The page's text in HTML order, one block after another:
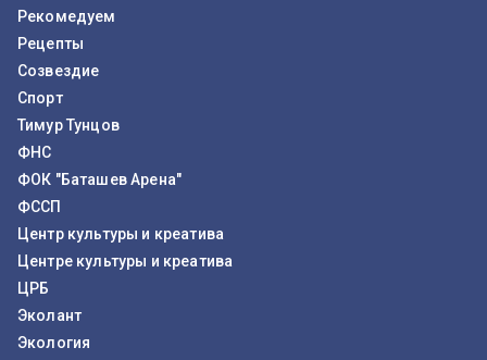
Рекомедуем
Рецепты
Созвездие
Спорт
Тимур Тунцов
ФНС
ФОК "Баташев Арена"
ФССП
Центр культуры и креатива
Центре культуры и креатива
ЦРБ
Эколант
Экология